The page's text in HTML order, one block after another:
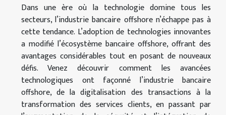
Dans une ère où la technologie domine tous les
secteurs, l’industrie bancaire offshore n’échappe pas à
cette tendance. L’adoption de technologies innovantes
a modifié l’écosystème bancaire offshore, offrant des
avantages considérables tout en posant de nouveaux
défis. Venez découvrir comment les avancées
technologiques ont façonné l’industrie bancaire
offshore, de la digitalisation des transactions à la
transformation des services clients, en passant par